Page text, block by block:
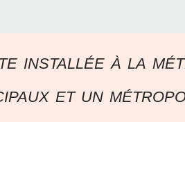
installée à la
et un